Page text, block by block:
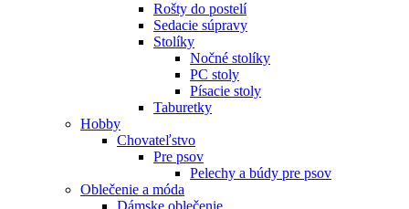
Rošty do postelí
Sedacie súpravy
Stolíky
Nočné stolíky
PC stoly
Písacie stoly
Taburetky
Hobby
Chovateľstvo
Pre psov
Pelechy a búdy pre psov
Oblečenie a móda
Dámske oblečenie